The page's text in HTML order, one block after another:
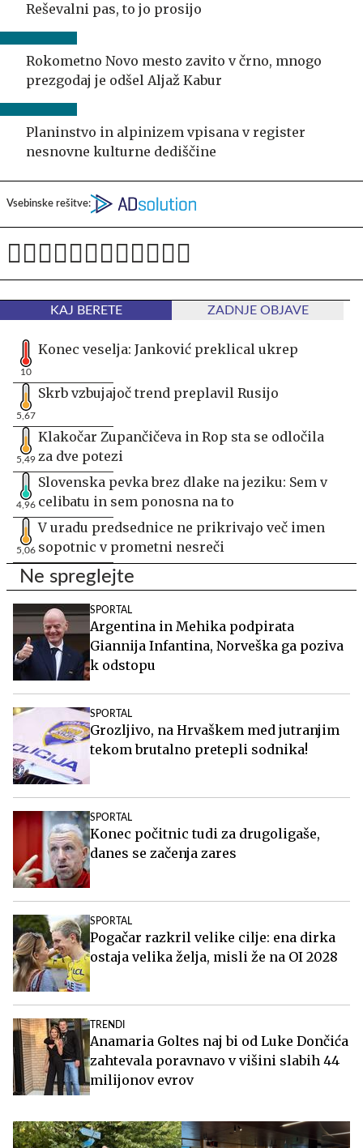
Reševalni pas, to jo prosijo
Rokometno Novo mesto zavito v črno, mnogo
prezgodaj je odšel Aljaž Kabur
Planinstvo in alpinizem vpisana v register
nesnovne kulturne dediščine
Vsebinske rešitve:
KAJ BERETE ZADNJE OBJAVE
10
Konec veselja: Janković preklical ukrep
5,67
Skrb vzbujajoč trend preplavil Rusijo
5,49
Klakočar Zupančičeva in Rop sta se odločila
za dve potezi
4,96
Slovenska pevka brez dlake na jeziku: Sem v
celibatu in sem ponosna na to
5,06
V uradu predsednice ne prikrivajo več imen
sopotnic v prometni nesreči
Ne spreglejte
SPORTAL
Argentina in Mehika podpirata
Giannija Infantina, Norveška ga poziva
k odstopu
SPORTAL
Grozljivo, na Hrvaškem med jutranjim
tekom brutalno pretepli sodnika!
SPORTAL
Konec počitnic tudi za drugoligaše,
danes se začenja zares
SPORTAL
Pogačar razkril velike cilje: ena dirka
ostaja velika želja, misli že na OI 2028
TRENDI
Anamaria Goltes naj bi od Luke Dončića
zahtevala poravnavo v višini slabih 44
milijonov evrov